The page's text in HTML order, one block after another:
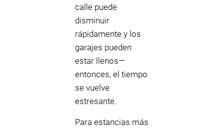
calle puede
disminuir
rápidamente y los
garajes pueden
estar llenos—
entonces, el tiempo
se vuelve
estresante.
Para estancias más